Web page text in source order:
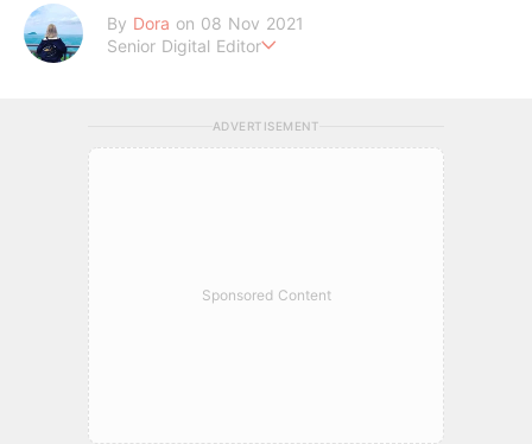
By Dora on 08 Nov 2021
Senior Digital Editor
ADVERTISEMENT
Sponsored Content